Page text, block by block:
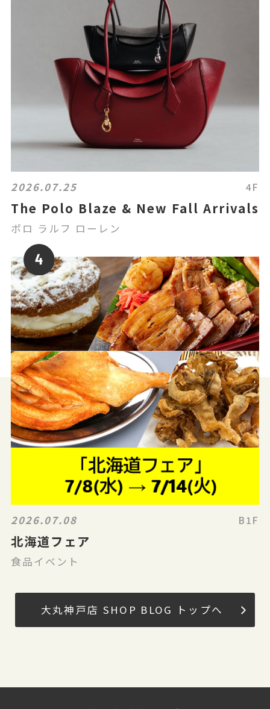
2026.07.25 4F
The Polo Blaze & New Fall Arrivals
ポロ ラルフ ローレン
2026.07.08 B1F
北海道フェア
食品イベント
大丸神戸店 SHOP BLOG トップへ